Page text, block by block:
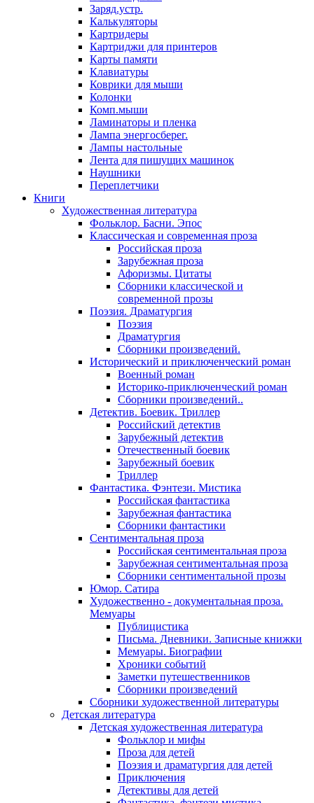
Заряд.устр.
Калькуляторы
Картридеры
Картриджи для принтеров
Карты памяти
Клавиатуры
Коврики для мыши
Колонки
Комп.мыши
Ламинаторы и пленка
Лампа энергосберег.
Лампы настольные
Лента для пишущих машинок
Наушники
Переплетчики
Книги
Художественная литература
Фольклор. Басни. Эпос
Классическая и современная проза
Российская проза
Зарубежная проза
Афоризмы. Цитаты
Сборники классической и
современной прозы
Поэзия. Драматургия
Поэзия
Драматургия
Сборники произведений.
Исторический и приключенческий роман
Военный роман
Историко-приключенческий роман
Сборники произведений..
Детектив. Боевик. Триллер
Российский детектив
Зарубежный детектив
Отечественный боевик
Зарубежный боевик
Триллер
Фантастика. Фэнтези. Мистика
Российская фантастика
Зарубежная фантастика
Сборники фантастики
Сентиментальная проза
Российская сентиментальная проза
Зарубежная сентиментальная проза
Сборники сентиментальной прозы
Юмор. Сатира
Художественно - документальная проза.
Мемуары
Публицистика
Письма. Дневники. Записные книжки
Мемуары. Биографии
Хроники событий
Заметки путешественников
Сборники произведений
Сборники художественной литературы
Детская литература
Детская художественная литература
Фольклор и мифы
Проза для детей
Поэзия и драматургия для детей
Приключения
Детективы для детей